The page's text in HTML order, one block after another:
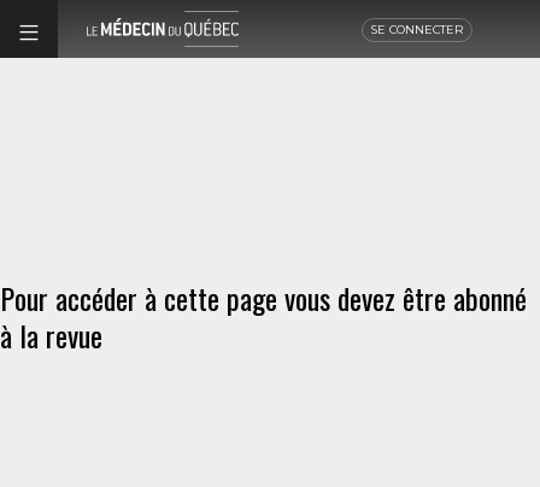
SE CONNECTER
Pour accéder à cette page vous devez être abonné
à la revue